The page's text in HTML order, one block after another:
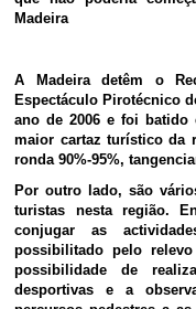
Madeira
A Madeira detêm o
Espectáculo Pirotécnico
ano de 2006 e foi batido
maior cartaz turístico da
ronda 90%-95%,
Por outro lado, são
turistas nesta região.
conjugar as
possibilitado pelo
possibilidade de
desportivas e a